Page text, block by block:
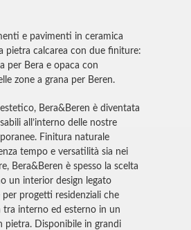
e pavimenti in ceramica
pietra calcarea con due finiture:
per Bera e opaca con
zone a grana per Beren.
Bera&Beren è diventata
all’interno delle nostre
Finitura naturale
tempo e versatilità sia nei
Bera&Beren è spesso la scelta
un interior design legato
per progetti residenziali che
interno ed esterno in un
pietra. Disponibile in grandi